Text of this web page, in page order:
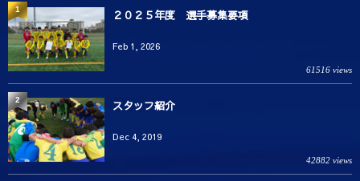
２０２５年度 選手募集要項
Feb 1, 2026
61516 views
1
スタッフ紹介
Dec 4, 2019
42882 views
2